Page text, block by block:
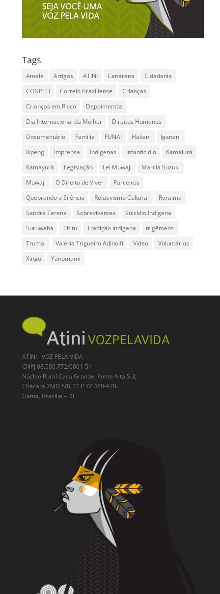
Tags
Amalé Artigos ATINI Canarana
Cidadania
CONPLEI
Correio Braziliense
Crianças
Crianças em Risco
Depoimentos
Dia Internacional da Mulher
Direitos Humanos
Documentário
Família FUNAI Hakani
Iganani
Ikpeng
Imprensa Indígenas Infanticídio
Kamaiurá
Kamayurá
Legislação Lei Muwaji
Marcia Suzuki
Muwaji
O Direito de Viver
Parceiros
Quebrando o Silêncio
Relativismo Cultural
Roraima
Sandra Terena
Sobreviventes
Suicídio Indígena
Suruwahá
Tititu Tradição Indígena
trigêmeos
Trumai
Valéria Trigueiro Adinolfi Video
Voluntários
Xingu
Yanomami
ATINI - VOZ PELA VIDA
CNPJ 08.580.772/0001-51
Núcleo Rural Casa Grande, Ponte Alta Sul,
Chácara 2MD 6/8, CEP 72.460-970.
Gama, Brasília – DF